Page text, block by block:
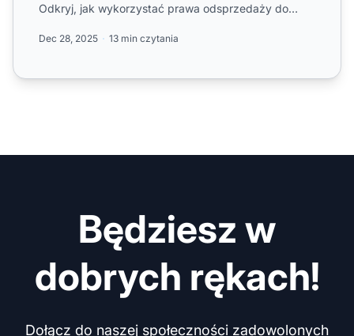
Odkryj, jak wykorzystać prawa odsprzedaży do
Dec 28, 2025 13 min czytania
Będziesz w
dobrych rękach!
Dołącz do naszej społeczności zadowolonych